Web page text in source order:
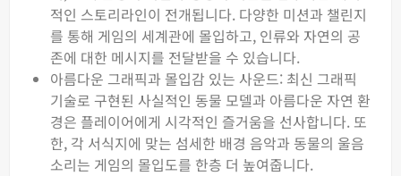
적인 스토리라인이 전개됩니다. 다양한 미션과 챌린지
를 통해 게임의 세계관에 몰입하고, 인류와 자연의 공
존에 대한 메시지를 전달받을 수 있습니다.
아름다운 그래픽과 몰입감 있는 사운드: 최신 그래픽
기술로 구현된 사실적인 동물 모델과 아름다운 자연 환
경은 플레이어에게 시각적인 즐거움을 선사합니다. 또
한, 각 서식지에 맞는 섬세한 배경 음악과 동물의 울음
소리는 게임의 몰입도를 한층 더 높여줍니다.